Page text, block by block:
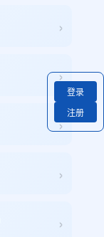
›
›
›
›
›
登录
注册